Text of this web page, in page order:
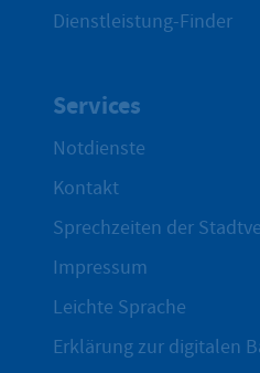
Dienstleistung-Finder
Services
Notdienste
Kontakt
Sprechzeiten der
Impressum
Leichte Sprache
Erklärung zur digitalen